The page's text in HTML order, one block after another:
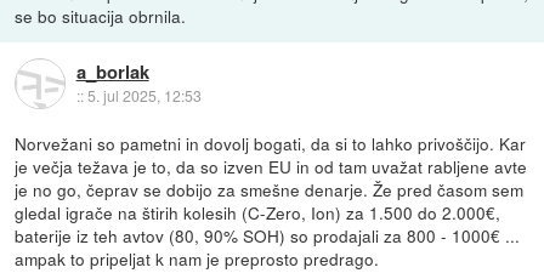
se bo situacija obrnila.
a_borlak
::5. jul 2025, 12:53
Norvežani so pametni in dovolj bogati, da si to lahko privoščijo. Kar
je večja težava je to, da so izven EU in od tam uvažat rabljene avte
je no go, čeprav se dobijo za smešne denarje. Že pred časom sem
gledal igrače na štirih kolesih (C-Zero, Ion) za 1.500 do 2.000€,
baterije iz teh avtov (80, 90% SOH) so prodajali za 800 - 1000€ ...
ampak to pripeljat k nam je preprosto predrago.